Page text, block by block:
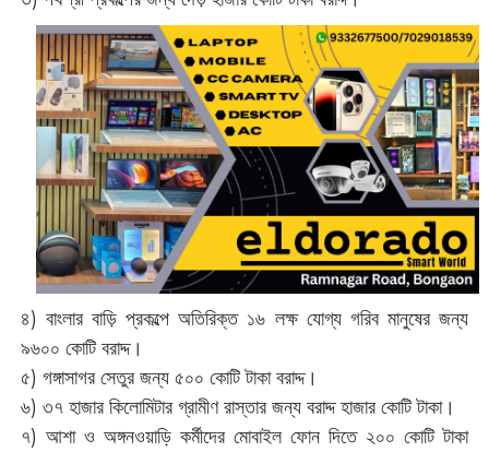
৪) বাংলার বাড়ি প্রকল্পে অতিরিক্ত ১৬ লক্ষ যোগ্য গরিব মানুষের জন্য
৯৬০০ কোটি বরাদ্দ।
৫) গঙ্গাসাগর সেতুর জন্য ৫০০ কোটি টাকা বরাদ্দ।
৬) ৩৭ হাজার কিলোমিটার গ্রামীণ রাস্তার জন্য বরাদ্দ হাজার কোটি টাকা।
৭) আশা ও অঙ্গনওয়াড়ি কর্মীদের মোবাইল ফোন দিতে ২০০ কোটি টাকা